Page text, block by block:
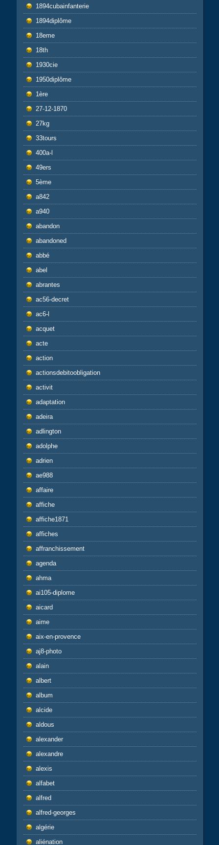
1894cubainfanterie
1894diplôme
18eme
18th
1930cie
1950diplôme
1ère
27-12-1870
27kg
33tours
400a-l
49ers
5ème
a842
a940
abandon
abandoned
abbé
abel
abrantes
ac56-decret
ac6-l
acquet
acte
action
actionsdebitoobligation
activit
adaptation
adeira
adlington
adolphe
adrien
ae988
affaire
affiche
affiche1871
affiches
affranchissement
agenda
ahma
ai105-diplome
aicard
aime
aix-en-provence
aj8-photo
alain
albert
album
alcide
aldous
alexander
alexandre
alexis
alfabet
alfred
alfred-georges
algérie
aliénation